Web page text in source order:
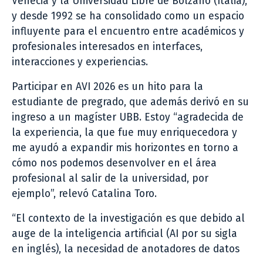
y desde 1992 se ha consolidado como un espacio
influyente para el encuentro entre académicos y
profesionales interesados ​​en interfaces,
interacciones y experiencias.
Participar en AVI 2026 es un hito para la
estudiante de pregrado, que además derivó en su
ingreso a un magíster UBB. Estoy “agradecida de
la experiencia, la que fue muy enriquecedora y
me ayudó a expandir mis horizontes en torno a
cómo nos podemos desenvolver en el área
profesional al salir de la universidad, por
ejemplo”, relevó Catalina Toro.
“El contexto de la investigación es que debido al
auge de la inteligencia artificial (AI por su sigla
en inglés), la necesidad de anotadores de datos